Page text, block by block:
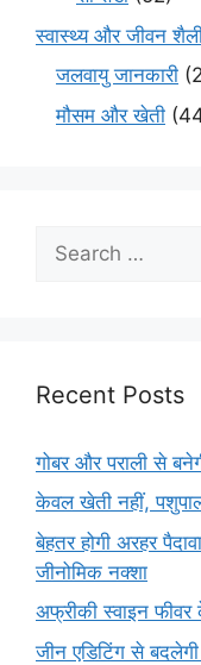
स्वास्थ्य और जीवन
जलवायु जानकारी
मौसम और खेती
Recent Posts
गोबर और पराली से
केवल खेती नहीं,
बेहतर होगी अरहर
जीनोमिक नक्शा
अफ्रीकी स्वाइन
जीन एडिटिंग से